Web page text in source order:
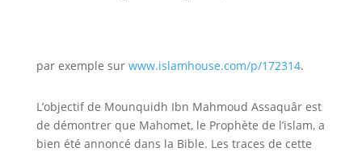
par exemple sur www.islamhouse.com/p/172314.
L’objectif de Mounquidh Ibn Mahmoud Assaquârest
de démontrer que Mahomet, le Prophète de l’islam, a
bien été annoncé dans la Bible. Les traces de cette